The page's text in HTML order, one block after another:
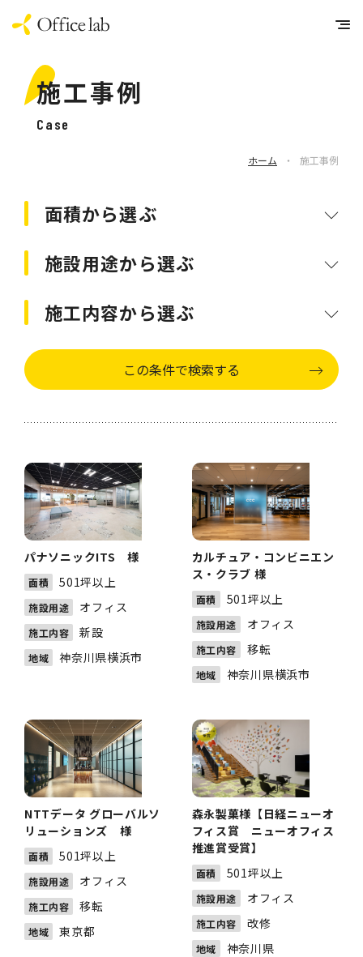
施工事例
Case
ホーム ・ 施工事例
面積から選ぶ
施設用途から選ぶ
施工内容から選ぶ
パナソニックITS 様
面積 501坪以上
施設用途 オフィス
施工内容 新設
地域 神奈川県横浜市
カルチュア・コンビニエン
ス・クラブ 様
面積 501坪以上
施設用途 オフィス
施工内容 移転
地域 神奈川県横浜市
NTTデータ グローバルソ
リューションズ 様
面積 501坪以上
施設用途 オフィス
施工内容 移転
地域 東京都
森永製菓様【日経ニューオ
フィス賞 ニューオフィス
推進賞受賞】
面積 501坪以上
施設用途 オフィス
施工内容 改修
地域 神奈川県